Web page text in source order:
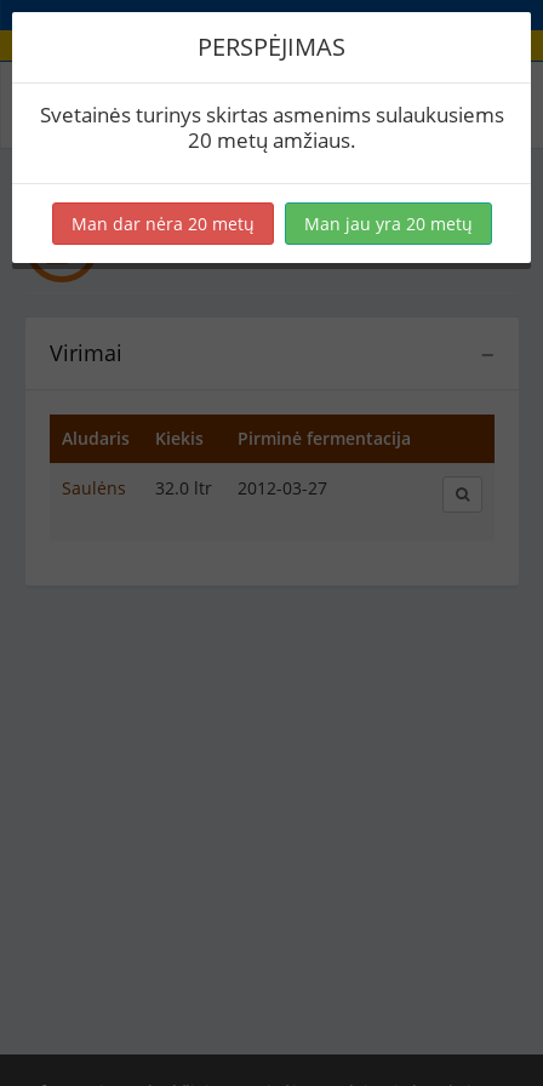
Recepto virimai
PrasčiokasKitoks alus
−
Virimai
Aludaris Kiekis Pirminė fermentacija
Saulėns 32.0 ltr 2012-03-27
PERSPĖJIMAS
Svetainės turinys skirtas asmenims sulaukusiems
20 metų amžiaus.
Man dar nėra 20 metų Man jau yra 20 metų